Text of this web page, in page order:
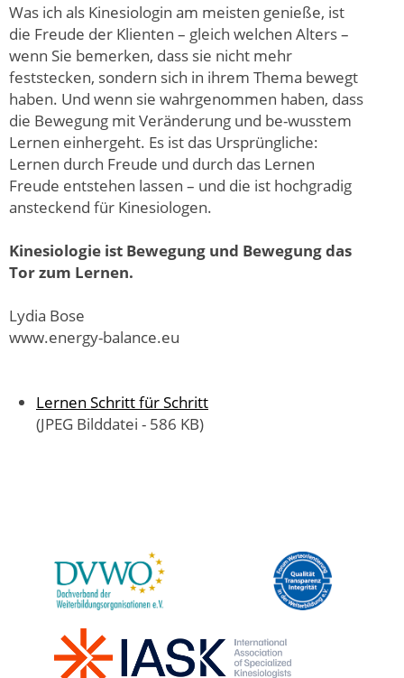
Was ich als Kinesiologin am meisten genieße, ist
die Freude der Klienten – gleich welchen Alters –
wenn Sie bemerken, dass sie nicht mehr
feststecken, sondern sich in ihrem Thema bewegt
haben. Und wenn sie wahrgenommen haben, dass
die Bewegung mit Veränderung und be-wusstem
Lernen einhergeht. Es ist das Ursprüngliche:
Lernen durch Freude und durch das Lernen
Freude entstehen lassen – und die ist hochgradig
ansteckend für Kinesiologen.
Kinesiologie ist Bewegung und Bewegung das
Tor zum Lernen.
Lydia Bose
www.energy-balance.eu
Lernen Schritt für Schritt
(JPEG Bilddatei - 586 KB)